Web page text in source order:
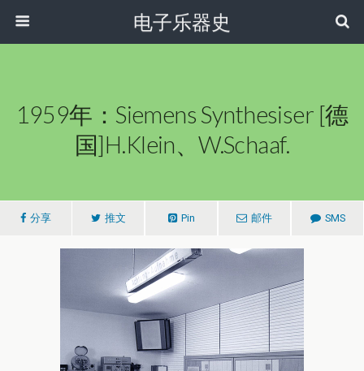
电子乐器史
1959年：Siemens Synthesiser [德
国]H.Klein、W.Schaaf.
分享 推文 Pin 邮件 SMS